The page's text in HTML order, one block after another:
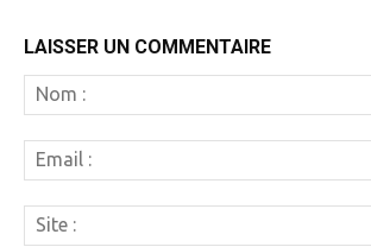
LAISSER UN COMMENTAIRE